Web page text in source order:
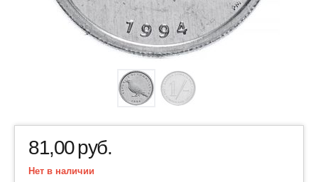
81,00руб.
Нет в наличии